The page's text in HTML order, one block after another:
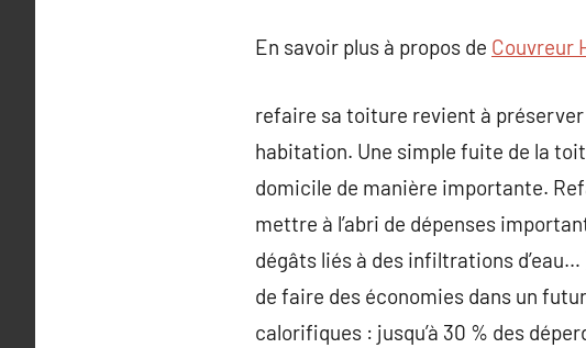
En savoir plus à propos de Couvreur
refaire sa toiture revient à
habitation. Une simple fuite de la
domicile de manière importante.
mettre à l’abri de dépenses
dégâts liés à des infiltrations
de faire des économies dans un
calorifiques : jusqu’à 30 % des